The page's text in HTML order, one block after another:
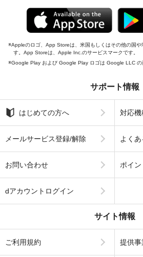
Appleのロゴ、App Storeは、米国もしくはその他の国
す。App Storeは、Apple Inc.のサービスマークです。
Google Play および Google Play ロゴは Google LLC の
サポート情報
はじめての方へ 対応
メールサービス登録/解除 よく
お問い合わせ ポイ
dアカウントログイン
サイト情報
ご利用規約 提供